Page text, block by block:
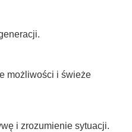
możliwości i świeże
i zrozumienie sytuacji.